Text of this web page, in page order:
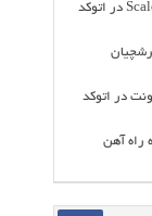
در اتوکد
راه آهن